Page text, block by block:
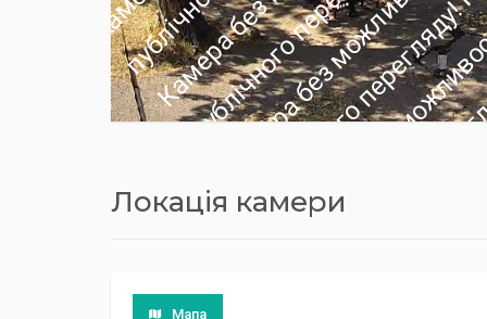
Локація камери
Мапа